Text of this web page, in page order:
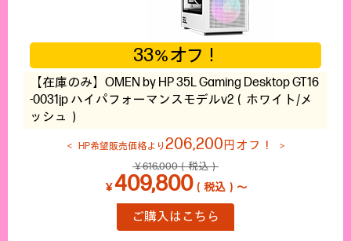
33％オフ！
【在庫のみ】OMEN by HP 35L Gaming Desktop GT16
-0031jp ハイパフォーマンスモデルv2（ホワイト/メ
ッシュ）
HP希望販売価格より206,200 円オフ！
￥616,000（税込）
￥409,800（税込）～
ご購入はこちら